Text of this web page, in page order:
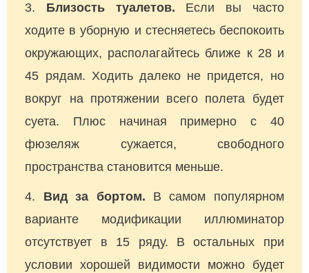
Близость туалетов. Если вы часто
ходите в уборную и стесняетесь беспокоить
окружающих, располагайтесь ближе к 28 и
45 рядам. Ходить далеко не придется, но
вокруг на протяжении всего полета будет
суета. Плюс начиная примерно с 40
фюзеляж сужается, свободного
пространства становится меньше.
Вид за бортом. В самом популярном
варианте модификации иллюминатор
отсутствует в 15 ряду. В остальных при
условии хорошей видимости можно будет